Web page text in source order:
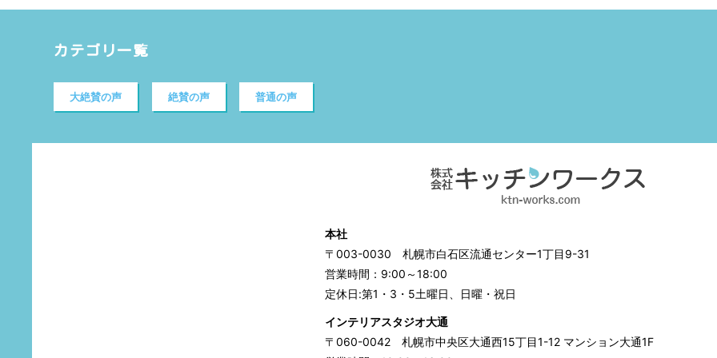
カテゴリ一覧
大絶賛の声 絶賛の声 普通の声
本社
〒003-0030 札幌市白石区流通センター1丁目9-31
営業時間：9:00～18:00
定休日:第1・3・5土曜日、日曜・祝日
インテリアスタジオ大通
〒060-0042 札幌市中央区大通西15丁目1-12 マンション大通1F